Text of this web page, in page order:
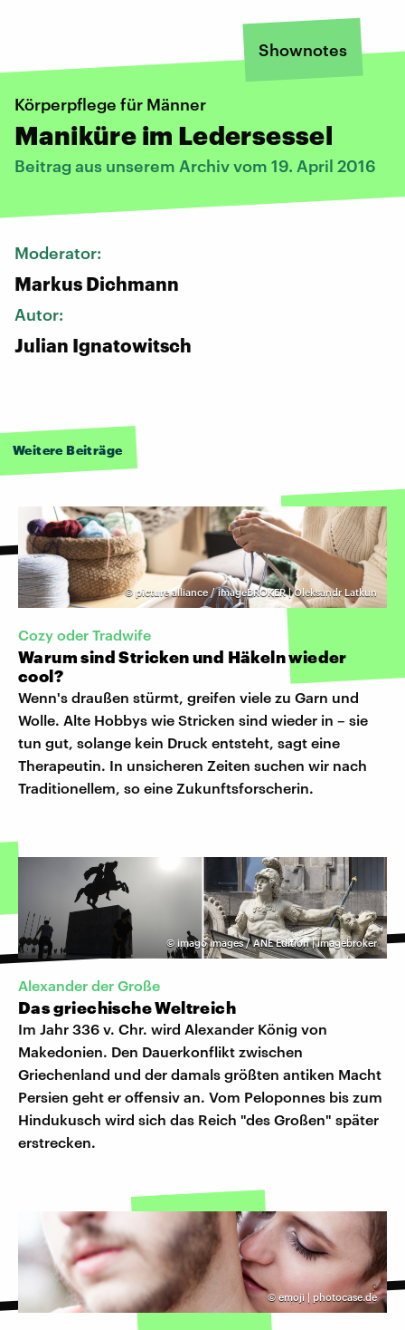
Shownotes
Körperpflege für Männer
Maniküre im Ledersessel
Beitrag aus unserem Archiv vom 19. April 2016
Moderator:
Markus Dichmann
Autor:
Julian Ignatowitsch
Weitere Beiträge
© picture alliance / imageBROKER | Oleksandr Latkun
Cozy oder Tradwife
Warum sind Stricken und Häkeln wieder
cool?
Wenn's draußen stürmt, greifen viele zu Garn und
Wolle. Alte Hobbys wie Stricken sind wieder in – sie
tun gut, solange kein Druck entsteht, sagt eine
Therapeutin. In unsicheren Zeiten suchen wir nach
Traditionellem, so eine Zukunftsforscherin.
© imago images / ANE Edition | imagebroker
Alexander der Große
Das griechische Weltreich
Im Jahr 336 v. Chr. wird Alexander König von
Makedonien. Den Dauerkonflikt zwischen
Griechenland und der damals größten antiken Macht
Persien geht er offensiv an. Vom Peloponnes bis zum
Hindukusch wird sich das Reich "des Großen" später
erstrecken.
© emoji | photocase.de